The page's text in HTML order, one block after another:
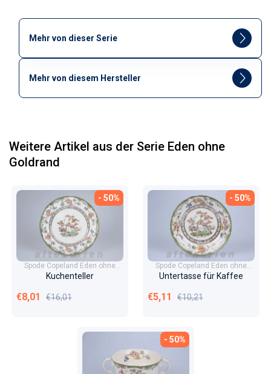
Mehr von dieser Serie
Mehr von diesem Hersteller
Weitere Artikel aus der Serie Eden ohne
Goldrand
- 50%
Spode Copeland Eden ohne
Goldrand
Kuchenteller
Verkaufspreis
€8,01 Normaler Preis
€16,01
- 50%
Spode Copeland Eden ohne
Goldrand
Untertasse für Kaffee
Verkaufspreis
€5,11 Normaler Preis
€10,21
- 50%